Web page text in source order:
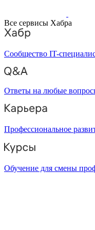
Все сервисы Хабра
Сообщество IT-
Ответы на любые
Профессиональное
Обучение для смены